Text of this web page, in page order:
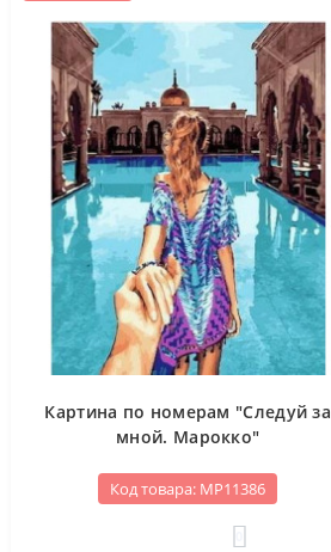
Картина по номерам "Следуй за
мной. Марокко"
Код товара: МР11386